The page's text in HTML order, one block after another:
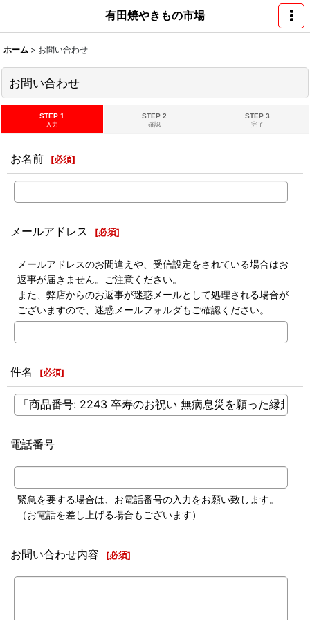
有田焼やきもの市場
ホーム > お問い合わせ
お問い合わせ
STEP 1
入力
STEP 2
確認
STEP 3
完了
お名前 [必須]
メールアドレス [必須]
メールアドレスのお間違えや、受信設定をされている場合はお
返事が届きません。ご注意ください。
また、弊店からのお返事が迷惑メールとして処理される場合が
ございますので、迷惑メールフォルダもご確認ください。
件名 [必須]
電話番号
緊急を要する場合は、お電話番号の入力をお願い致します。
（お電話を差し上げる場合もございます）
お問い合わせ内容 [必須]